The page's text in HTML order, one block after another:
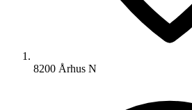
8200 Århus N